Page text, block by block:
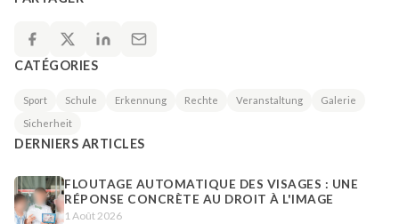
CATÉGORIES
Sport Schule Erkennung Rechte Veranstaltung
Galerie
Sicherheit
DERNIERS ARTICLES
FLOUTAGE AUTOMATIQUE DES VISAGES : UNE
RÉPONSE CONCRÈTE AU DROIT À L'IMAGE
1 Août 2026